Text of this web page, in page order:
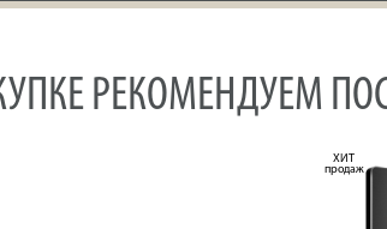
РЕКОМЕНДУЕМ
ХИТ
продаж